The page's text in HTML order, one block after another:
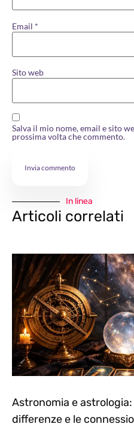
Email *
Sito web
Salva il mio nome, email e sito
prossima volta che commento.
In linea
Articoli correlati
Astronomia e
differenze e le